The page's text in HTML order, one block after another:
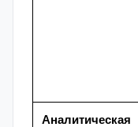
Аналитическая